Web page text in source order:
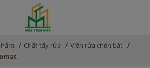
/ Chất tẩy rửa / Viên rửa chén bát /